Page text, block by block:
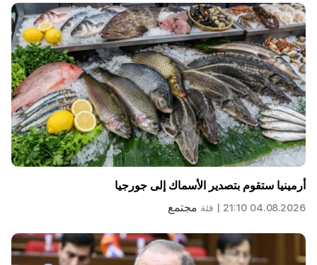
أرمينيا ستقوم بتصدير الأسماك إلى جورجيا
04.08.2026 21:10 | فئة مجتمع